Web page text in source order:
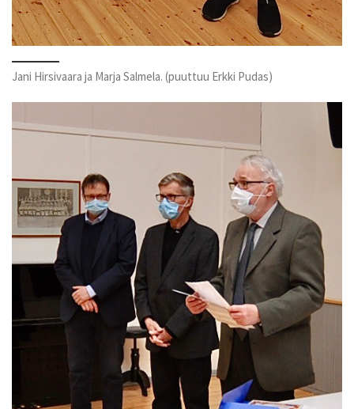
Jani Hirsivaara ja Marja Salmela. (puuttuu Erkki Pudas)